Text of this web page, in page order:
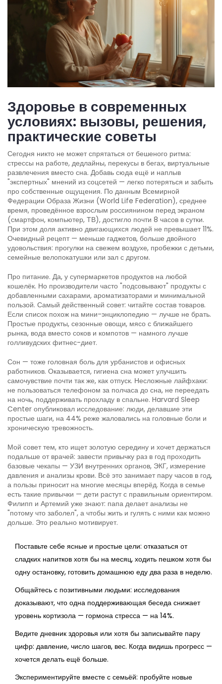
Здоровье в современных
условиях: вызовы, решения,
практические советы
Сегодня никто не может спрятаться от бешеного ритма:
стрессы на работе, дедлайны, перекусы в бегах, виртуальные
развлечения вместо сна. Добавь сюда ещё и наплыв
"экспертных" мнений из соцсетей — легко потеряться и забыть
про собственные ощущения. По данным Всемирной
Федерации Образа Жизни (World Life Federation), среднее
время, проведённое взрослым россиянином перед экраном
(смартфон, компьютер, ТВ), достигло почти 8 часов в сутки.
При этом доля активно двигающихся людей не превышает 11%.
Очевидный рецепт — меньше гаджетов, больше двойного
удовольствия: прогулки на свежем воздухе, пробежки с детьми,
семейные велопокатушки или зал с другом.
Про питание. Да, у супермаркетов продуктов на любой
кошелёк. Но производители часто "подсовывают" продукты с
добавленными сахарами, ароматизаторами и минимальной
пользой. Самый действенный совет: читайте состав товаров.
Если список похож на мини-энциклопедию — лучше не брать.
Простые продукты, сезонные овощи, мясо с ближайшего
рынка, вода вместо соков и компотов — намного лучше
голливудских фитнес-диет.
Сон — тоже головная боль для урбанистов и офисных
работников. Оказывается, гигиена сна может улучшить
самочувствие почти так же, как отпуск. Несложные лайфхаки:
не пользоваться телефоном за полчаса до сна, не переедать
на ночь, поддерживать прохладу в спальне. Harvard Sleep
Center опубликовал исследование: люди, делавшие эти
простые шаги, на 44% реже жаловались на головные боли и
хроническую тревожность.
Мой совет тем, кто ищет золотую середину и хочет держаться
подальше от врачей: завести привычку раз в год проходить
базовые чекапы — УЗИ внутренних органов, ЭКГ, измерение
давления и анализы крови. Всё это занимает пару часов в год,
а пользы приносит на многие месяцы вперёд. Когда в семье
есть такие привычки — дети растут с правильным ориентиром.
Филипп и Артемий уже знают: папа делает анализы не
"потому что заболел", а чтобы жить и гулять с ними как можно
дольше. Это реально мотивирует.
Поставьте себе ясные и простые цели: отказаться от
сладких напитков хотя бы на месяц, ходить пешком хотя бы
одну остановку, готовить домашнюю еду два раза в неделю.
Общайтесь с позитивными людьми: исследования
доказывают, что одна поддерживающая беседа снижает
уровень кортизола — гормона стресса — на 14%.
Ведите дневник здоровья или хотя бы записывайте пару
цифр: давление, число шагов, вес. Когда видишь прогресс —
хочется делать ещё больше.
Экспериментируйте вместе с семьёй: пробуйте новые